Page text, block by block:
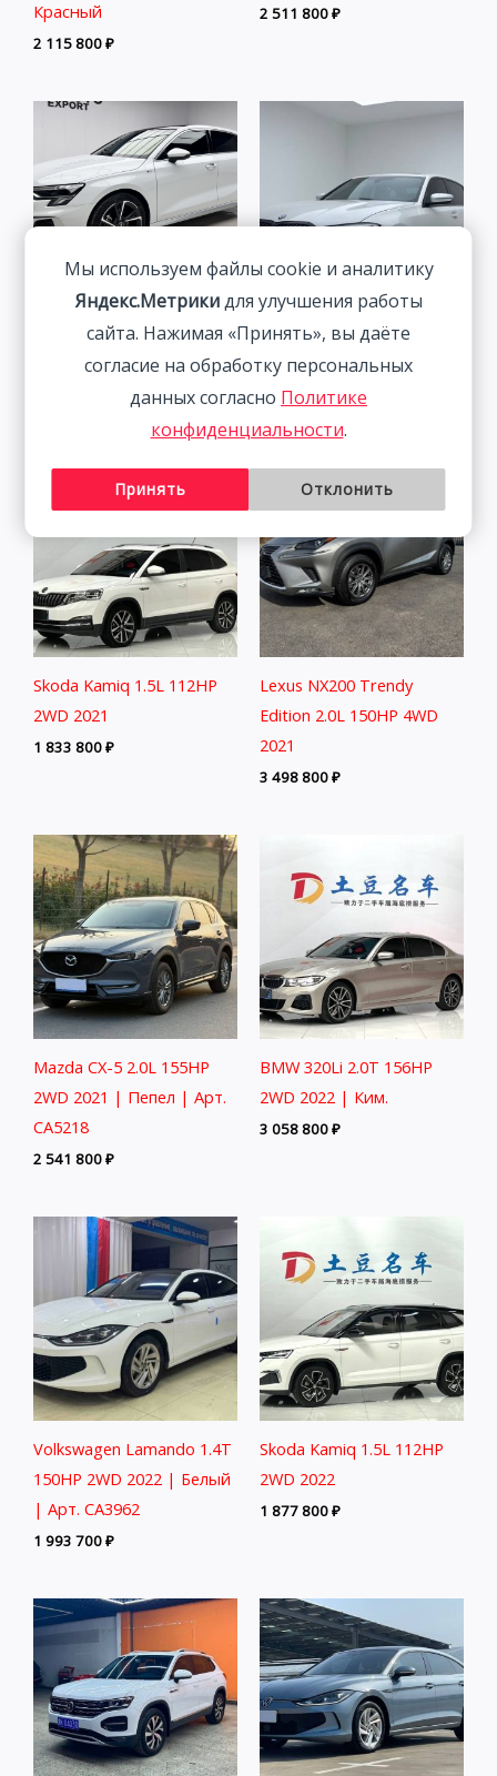
Красный
2 115 800₽
2 511 800₽
Audi A3 1.4T 150HP 2WD
2022 | Белый | Арт.
BMW 3 Series 2.0T 156HP
2WD 2022
2 838 800₽
Skoda Kamiq 1.5L 112HP
2WD 2021
1 833 800₽
Lexus NX200 Trendy
Edition 2.0L 150HP 4WD
2021
3 498 800₽
Mazda CX-5 2.0L 155HP
2WD 2021 | Пепел | Арт.
CA5218
2 541 800₽
BMW 320Li 2.0T 156HP
2WD 2022 | Ким.
3 058 800₽
Volkswagen Lamando 1.4T
150HP 2WD 2022 | Белый
| Арт. CA3962
1 993 700₽
Skoda Kamiq 1.5L 112HP
2WD 2022
1 877 800₽
Мы используем файлы cookie и аналитику
Яндекс.Метрикидля улучшения работы
сайта. Нажимая «Принять», вы даёте
согласие на обработку персональных
данных согласно Политике
конфиденциальности.
Принять Отклонить